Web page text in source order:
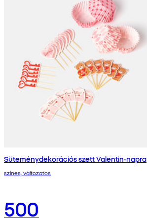
Süteménydekorációs szett Valentin-napra
színes, változatos
500